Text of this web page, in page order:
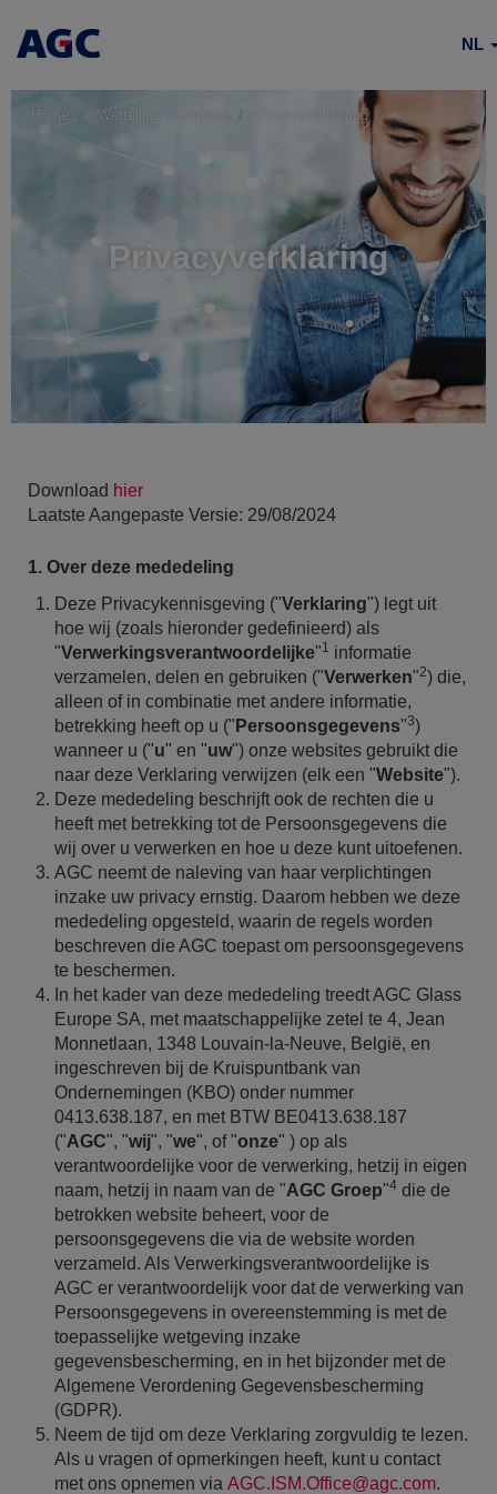
NL
Home Wettelijke informatie Privacyverklaring
Privacyverklaring
Download hier
Laatste Aangepaste Versie: 29/08/2024
1. Over deze mededeling
Deze Privacykennisgeving ("Verklaring") legt uit
hoe wij (zoals hieronder gedefinieerd) als
"Verwerkingsverantwoordelijke"1 informatie
verzamelen, delen en gebruiken ("Verwerken"2) die,
alleen of in combinatie met andere informatie,
betrekking heeft op u (" Persoonsgegevens"3)
wanneer u ("u" en "uw") onze websites gebruikt die
naar deze Verklaring verwijzen (elk een "Website").
Deze mededeling beschrijft ook de rechten die u
heeft met betrekking tot de Persoonsgegevens die
wij over u verwerken en hoe u deze kunt uitoefenen.
AGC neemt de naleving van haar verplichtingen
inzake uw privacy ernstig. Daarom hebben we deze
mededeling opgesteld, waarin de regels worden
beschreven die AGC toepast om persoonsgegevens
te beschermen.
In het kader van deze mededeling treedt AGC Glass
Europe SA, met maatschappelijke zetel te 4, Jean
Monnetlaan, 1348 Louvain-la-Neuve, België, en
ingeschreven bij de Kruispuntbank van
Ondernemingen (KBO) onder nummer
0413.638.187, en met BTW BE0413.638.187
("AGC", "wij", "we", of "onze" ) op als
verantwoordelijke voor de verwerking, hetzij in eigen
naam, hetzij in naam van de "AGC Groep"4 die de
betrokken website beheert, voor de
persoonsgegevens die via de website worden
verzameld. Als Verwerkingsverantwoordelijke is
AGC er verantwoordelijk voor dat de verwerking van
Persoonsgegevens in overeenstemming is met de
toepasselijke wetgeving inzake
gegevensbescherming, en in het bijzonder met de
Algemene Verordening Gegevensbescherming
(GDPR).
Neem de tijd om deze Verklaring zorgvuldig te lezen.
Als u vragen of opmerkingen heeft, kunt u contact
met ons opnemen via AGC.ISM.Office@agc.com.